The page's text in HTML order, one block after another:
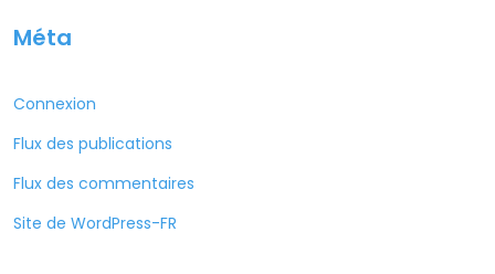
Méta
Connexion
Flux des publications
Flux des commentaires
Site de WordPress-FR